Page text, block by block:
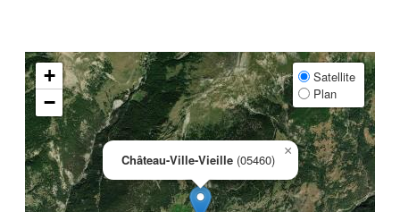
Château-Ville-Vieille (05460)
×
+
−
Satellite
Plan